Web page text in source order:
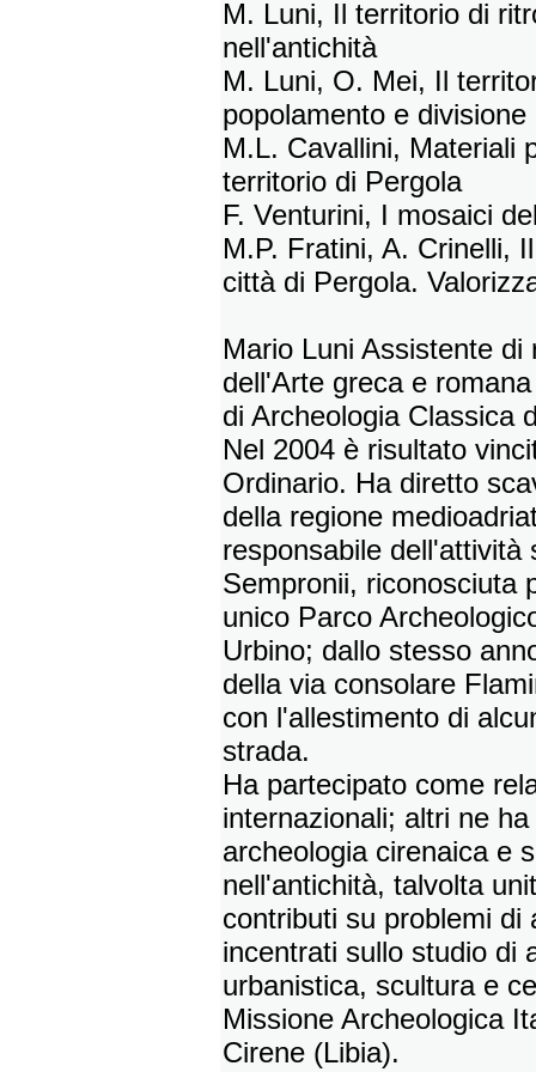
M. Luni, Il territorio di
nell'antichità
M. Luni, O. Mei, Il
popolamento e divisione
M.L. Cavallini, Materiali
territorio di Pergola
F. Venturini, I mosaici
M.P. Fratini, A. Crinelli,
città di Pergola.
Mario Luni Assistente
dell'Arte greca e
di Archeologia Classica
Nel 2004 è risultato
Ordinario. Ha diretto
della regione
responsabile
Sempronii, riconosciuta
unico Parco
Urbino; dallo stesso
della via consolare
con l'allestimento di
strada.
Ha partecipato come
internazionali; altri ne
archeologia cirenaica e
nell'antichità, talvolta
contributi su problemi di
incentrati sullo studio di
urbanistica, scultura e
Missione Archeologica
Cirene (Libia).